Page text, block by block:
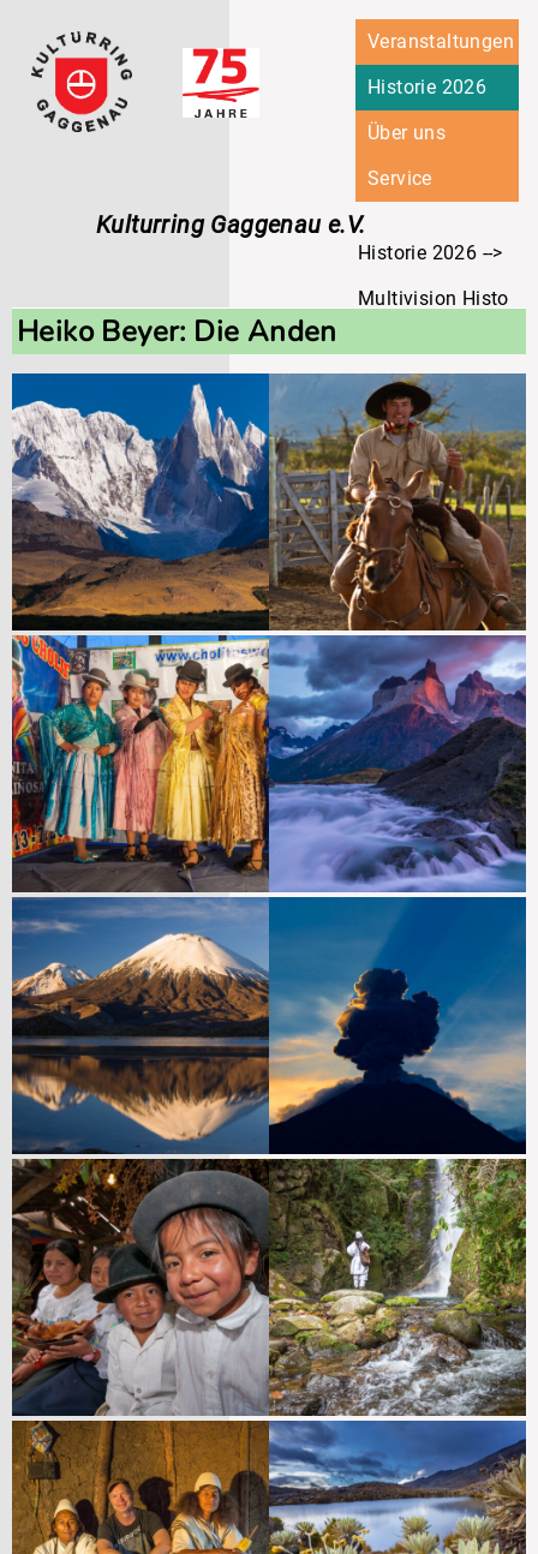
überspringenVeranstaltungen
Historie 2026
Über uns
Service
Kulturring Gaggenau e.V.
Historie 2026
Multivision Historie
Heiko Beyer: Die Anden